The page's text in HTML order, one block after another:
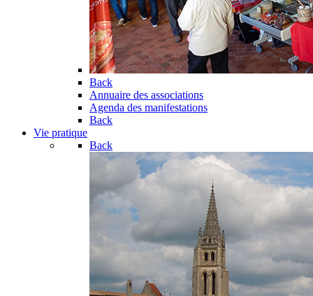
Back
Annuaire des associations
Agenda des manifestations
Back
Vie pratique
Back